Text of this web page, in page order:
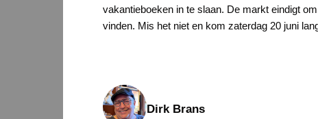
vakantieboeken in te slaan. De markt eindigt
vinden. Mis het niet en kom zaterdag 20 juni
Dirk Brans